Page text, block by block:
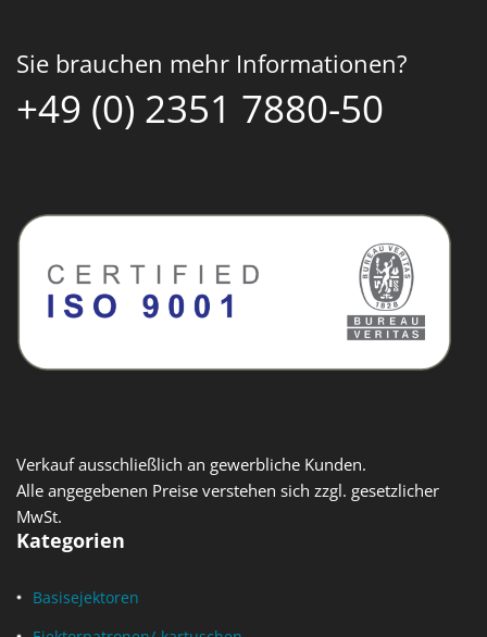
Sie brauchen mehr Informationen?
+49 (0) 2351 7880-50
Verkauf ausschließlich an gewerbliche Kunden.
Alle angegebenen Preise verstehen sich zzgl. gesetzlicher
MwSt.
Kategorien
Basisejektoren